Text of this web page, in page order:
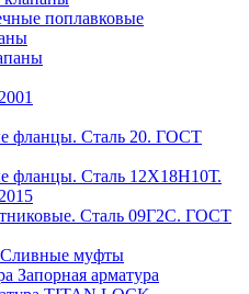
поплавковые
фланцы. Сталь 20. ГОСТ
фланцы. Сталь 12Х18Н10Т.
Сталь 09Г2С. ГОСТ
Сливные муфты
Запорная арматура